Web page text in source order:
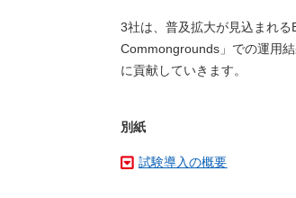
3社は、普及拡大が見込まれ
Commongrounds」での運用
に貢献していきます。
別紙
試験導入の概要